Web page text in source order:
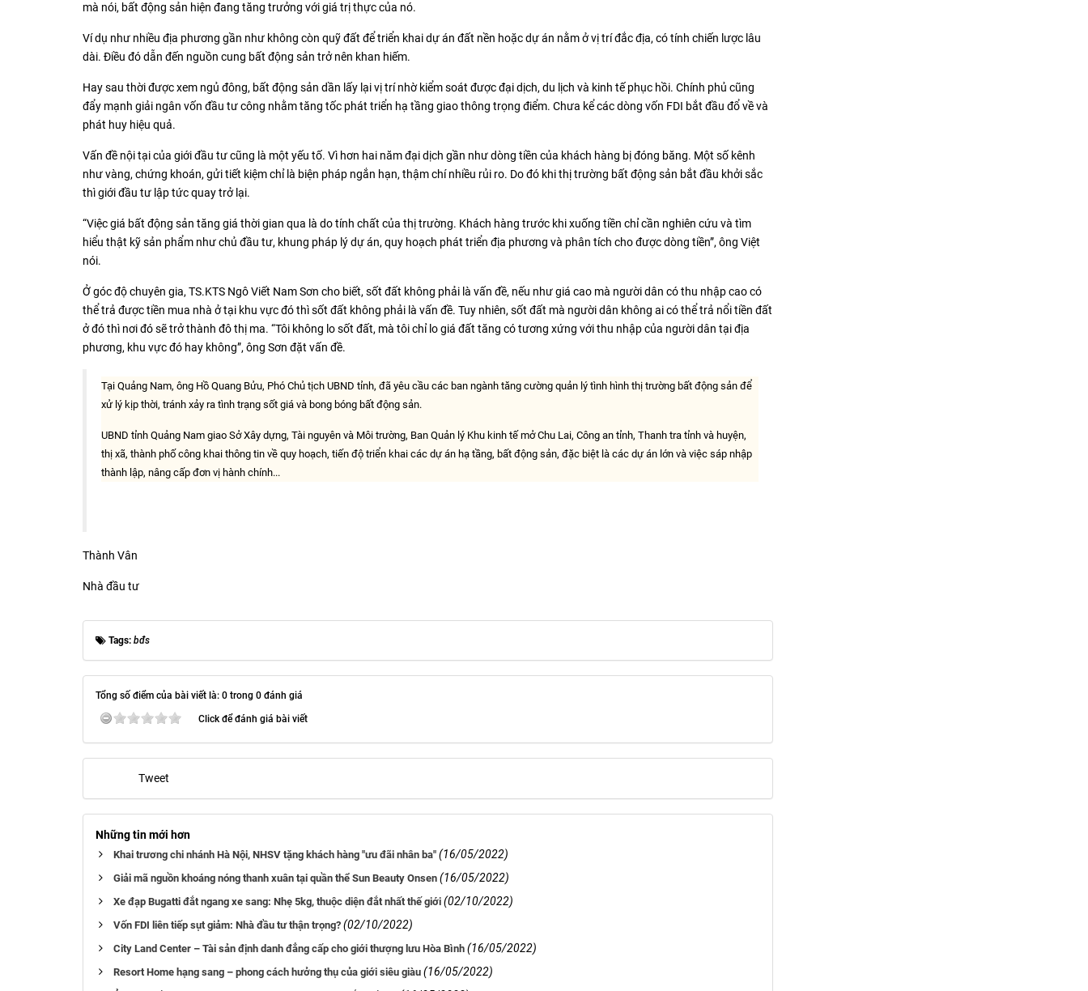
mà nói, bất động sản hiện đang tăng trưởng với giá trị thực của nó.
Ví dụ như nhiều địa phương gần như không còn quỹ đất để triển khai dự án đất nền hoặc dự án nằm ở vị trí đắc địa, có tính chiến lược lâu
dài. Điều đó dẫn đến nguồn cung bất động sản trở nên khan hiếm.
Hay sau thời được xem ngủ đông, bất động sản dần lấy lại vị trí nhờ kiểm soát được đại dịch, du lịch và kinh tế phục hồi. Chính phủ cũng
đẩy mạnh giải ngân vốn đầu tư công nhằm tăng tốc phát triển hạ tầng giao thông trọng điểm. Chưa kể các dòng vốn FDI bắt đầu đổ về và
phát huy hiệu quả.
Vấn đề nội tại của giới đầu tư cũng là một yếu tố. Vì hơn hai năm đại dịch gần như dòng tiền của khách hàng bị đóng băng. Một số kênh
như vàng, chứng khoán, gửi tiết kiệm chỉ là biện pháp ngắn hạn, thậm chí nhiều rủi ro. Do đó khi thị trường bất động sản bắt đầu khởi sắc
thì giới đầu tư lập tức quay trở lại.
“Việc giá bất động sản tăng giá thời gian qua là do tính chất của thị trường. Khách hàng trước khi xuống tiền chỉ cần nghiên cứu và tìm
hiểu thật kỹ sản phẩm như chủ đầu tư, khung pháp lý dự án, quy hoạch phát triển địa phương và phân tích cho được dòng tiền”, ông Việt
nói.
Ở góc độ chuyên gia, TS.KTS Ngô Viết Nam Sơn cho biết, sốt đất không phải là vấn đề, nếu như giá cao mà người dân có thu nhập cao có
thể trả được tiền mua nhà ở tại khu vực đó thì sốt đất không phải là vấn đề. Tuy nhiên, sốt đất mà người dân không ai có thể trả nổi tiền đất
ở đó thì nơi đó sẽ trở thành đô thị ma. “Tôi không lo sốt đất, mà tôi chỉ lo giá đất tăng có tương xứng với thu nhập của người dân tại địa
phương, khu vực đó hay không”, ông Sơn đặt vấn đề.
Tại Quảng Nam, ông Hồ Quang Bửu, Phó Chủ tịch UBND tỉnh, đã yêu cầu các ban ngành tăng cường quản lý tình hình thị trường bất động sản để
xử lý kịp thời, tránh xảy ra tình trạng sốt giá và bong bóng bất động sản.
UBND tỉnh Quảng Nam giao Sở Xây dựng, Tài nguyên và Môi trường, Ban Quản lý Khu kinh tế mở Chu Lai, Công an tỉnh, Thanh tra tỉnh và huyện,
thị xã, thành phố công khai thông tin về quy hoạch, tiến độ triển khai các dự án hạ tầng, bất động sản, đặc biệt là các dự án lớn và việc sáp nhập
thành lập, nâng cấp đơn vị hành chính...
Thành Vân
Nhà đầu tư
Tags: bđs
Tổng số điểm của bài viết là: 0 trong 0 đánh giá
Click để đánh giá bài viết
Tweet
Những tin mới hơn
Khai trương chi nhánh Hà Nội, NHSV tặng khách hàng "ưu đãi nhân ba" (16/05/2022)
Giải mã nguồn khoáng nóng thanh xuân tại quần thể Sun Beauty Onsen (16/05/2022)
Xe đạp Bugatti đắt ngang xe sang: Nhẹ 5kg, thuộc diện đắt nhất thế giới (02/10/2022)
Vốn FDI liên tiếp sụt giảm: Nhà đầu tư thận trọng? (02/10/2022)
City Land Center – Tài sản định danh đẳng cấp cho giới thượng lưu Hòa Bình (16/05/2022)
Resort Home hạng sang – phong cách hưởng thụ của giới siêu giàu (16/05/2022)